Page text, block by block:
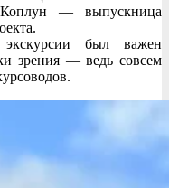
— выпускница
был важен
зрения — ведь совсем